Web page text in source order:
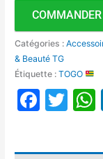
Catégories :
& Beauté TG
Étiquette :TOGO